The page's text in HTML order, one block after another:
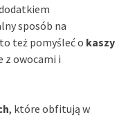
sposób na
też pomyśleć o kaszy
z owocami i
, które obfitują w